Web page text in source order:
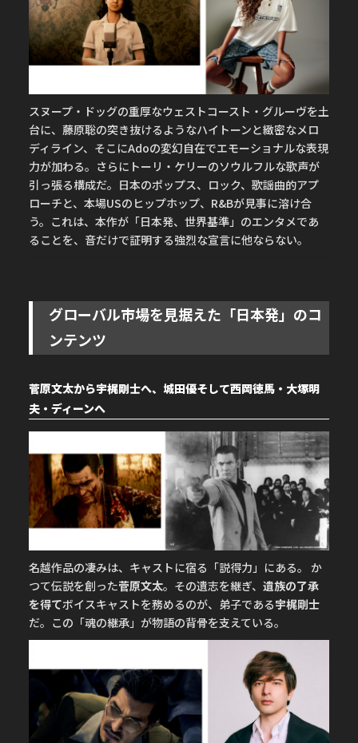
スヌープ・ドッグの重厚なウェストコースト・グルーヴを土
台に、藤原聡の突き抜けるようなハイトーンと緻密なメロ
ディライン、そこにAdoの変幻自在でエモーショナルな表現
力が加わる。さらにトーリ・ケリーのソウルフルな歌声が
引っ張る構成だ。日本のポップス、ロック、歌謡曲的アプ
ローチと、本場USのヒップホップ、R&Bが見事に溶け合
う。これは、本作が「日本発、世界基準」のエンタメであ
ることを、音だけで証明する強烈な宣言に他ならない。
グローバル市場を見据えた「日本発」のコ
ンテンツ
菅原文太から宇梶剛士へ、城田優そして西岡徳馬・大塚明
夫・ディーンへ
名越作品の凄みは、キャストに宿る「説得力」にある。 か
つて伝説を創った菅原文太。その遺志を継ぎ、 遺族の了承
を得てボイスキャストを務めるのが、弟子である宇梶剛士
だ。この「魂の継承」が物語の背骨を支えている。